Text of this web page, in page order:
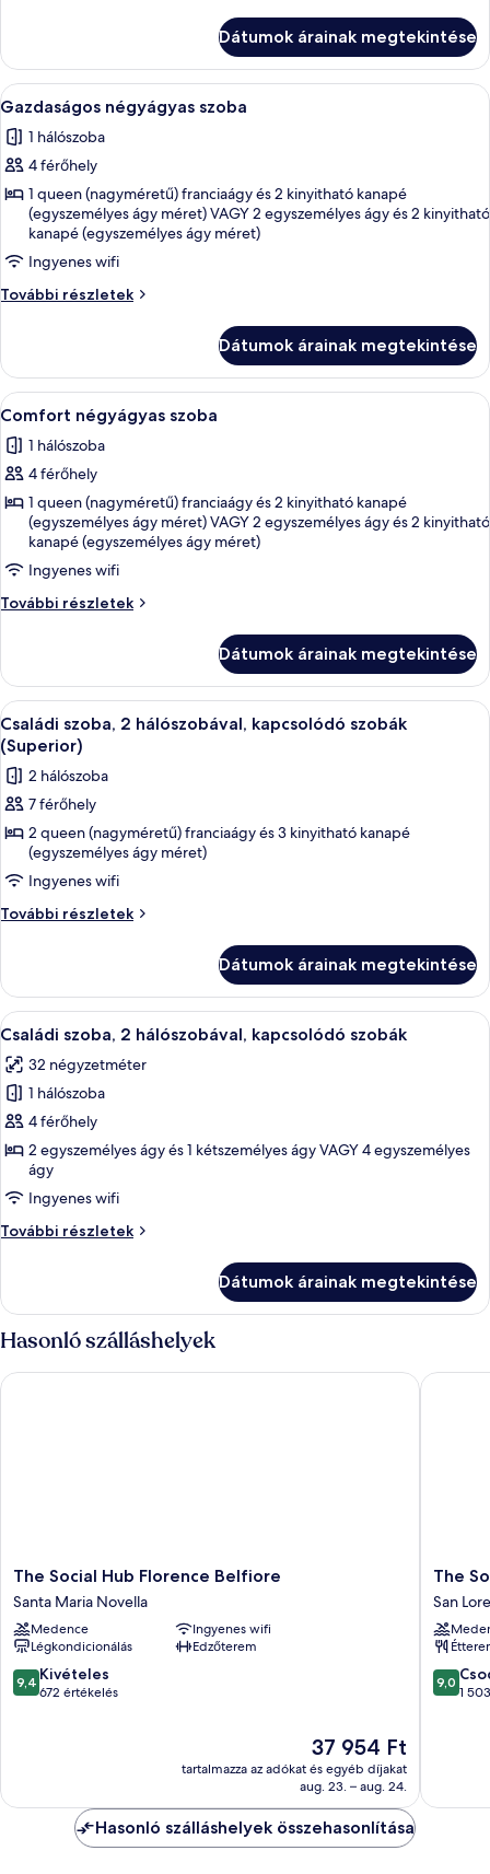
Dátumok árainak megtekintése
A
következő
szoba
összes
képének
megtekintése:
Gazdaságos
négyágyas
szoba
Egy szállodai szoba, amelyben egy
5
Gazdaságos négyágyas szoba
1 hálószoba
4 férőhely
1 queen (nagyméretű) franciaágy és 2 kinyitható kanapé
(egyszemélyes ágy méret) VAGY 2 egyszemélyes ágy és 2 kinyitható
kanapé (egyszemélyes ágy méret)
Ingyenes wifi
További részletek
Gazdaságos
részletei
Dátumok árainak megtekintése
A
következő
szoba
összes
képének
megtekintése:
Comfort
négyágyas
szoba
Egy szállodai szoba, amelyben
6
Comfort négyágyas szoba
1 hálószoba
4 férőhely
1 queen (nagyméretű) franciaágy és 2 kinyitható kanapé
(egyszemélyes ágy méret) VAGY 2 egyszemélyes ágy és 2 kinyitható
kanapé (egyszemélyes ágy méret)
Ingyenes wifi
További részletek
Comfort
részletei
Dátumok árainak megtekintése
A
következő
szoba
összes
képének
megtekintése:
Családi
szoba,
2
szobák
(Superior)
Egy szállodai szoba, amelyben
12
Családi szoba, 2 hálószobával, kapcsolódó szobák
(Superior)
2 hálószoba
7 férőhely
2 queen (nagyméretű) franciaágy és 3 kinyitható kanapé
(egyszemélyes ágy méret)
Ingyenes wifi
További részletek
Családi
kapcsolódó
szobák
(Superior)
részletei
Dátumok árainak megtekintése
A
következő
szoba
összes
képének
megtekintése:
Családi
szoba,
2
szobák
Egy szállodai szoba, amelyben egy
5
Családi szoba, 2 hálószobával, kapcsolódó szobák
32 négyzetméter
1 hálószoba
4 férőhely
2 egyszemélyes ágy és 1 kétszemélyes ágy VAGY 4 egyszemélyes
ágy
Ingyenes wifi
További részletek
Családi
kapcsolódó
további
Dátumok árainak megtekintése
Hasonló szálláshelyek
The
Social
Hub
Florence
Belfiore
Santa
Maria
The Social Hub Florence Belfiore
Santa Maria Novella
Medence
Ingyenes wifi
Légkondicionálás
Edzőterem
9.4
ennyiből:
9,4 Kivételes
672 értékelés
Az
ár
37 954 Ft
37 954 Ft
tartalmazza az adókat és egyéb díjakat
aug. 23. – aug. 24.
The Social Hub Florence Belfiore
The
Social
Hub
Florence
San
Lorenzo
The
San
9.0
9,0
1
The
Hasonló szálláshelyek összehasonlítása